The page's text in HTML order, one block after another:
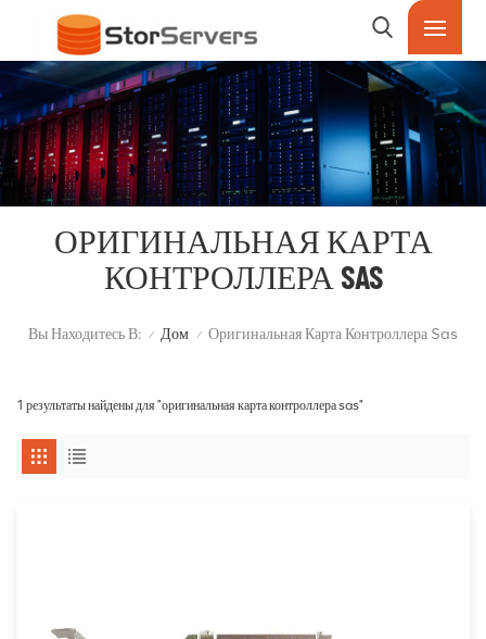
ОРИГИНАЛЬНАЯ КАРТА
КОНТРОЛЛЕРА SAS
Вы Находитесь В: / Дом / Оригинальная Карта Контроллера Sas
1 результаты найдены для "оригинальная карта контроллера sas"